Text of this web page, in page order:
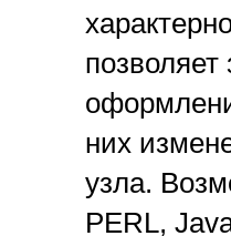
позволяет
них
узла.
PERL,